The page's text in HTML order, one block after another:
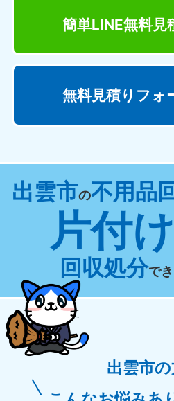
簡単LINE無料見
無料見積りフォ
出雲市の不用品
片付
回収処分で
出雲市